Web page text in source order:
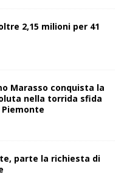
2,15 milioni per 41
Marasso conquista la
nella torrida sfida
Piemonte
parte la richiesta di